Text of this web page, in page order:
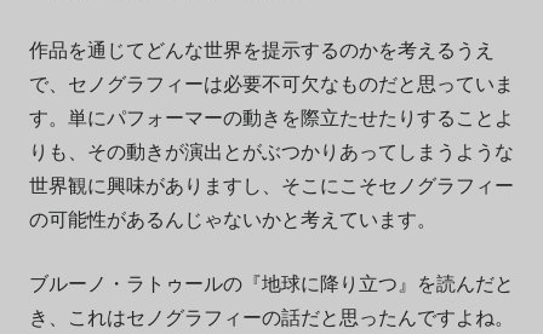
作品を通じてどんな世界を提示するのかを考えるうえ
で、セノグラフィーは必要不可欠なものだと思っていま
す。単にパフォーマーの動きを際立たせたりすることよ
りも、その動きが演出とがぶつかりあってしまうような
世界観に興味がありますし、そこにこそセノグラフィー
の可能性があるんじゃないかと考えています。
ブルーノ・ラトゥールの『地球に降り立つ』を読んだと
き、これはセノグラフィーの話だと思ったんですよね。